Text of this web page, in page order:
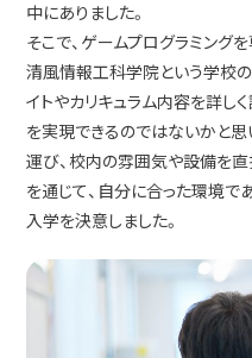
中にありました。
そこで、ゲームプログラミング
清風情報工科学院という学校
イトやカリキュラム内容を詳し
を実現できるのではないかと思
運び、校内の雰囲気や設備を
を通じて、自分に合った環境
入学を決意しました。